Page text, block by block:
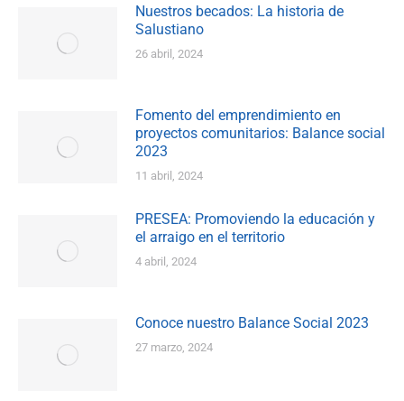
Nuestros becados: La historia de
Salustiano
26 abril, 2024
Fomento del emprendimiento en
proyectos comunitarios: Balance social
2023
11 abril, 2024
PRESEA: Promoviendo la educación y
el arraigo en el territorio
4 abril, 2024
Conoce nuestro Balance Social 2023
27 marzo, 2024